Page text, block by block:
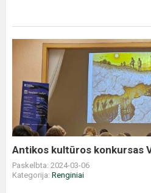
Antikos
kultūros
konkursas
VENI.
VIDI.
VICI.
Antikos kultūros konkursas
Paskelbta: 2024-03-06
Kategorija: Renginiai